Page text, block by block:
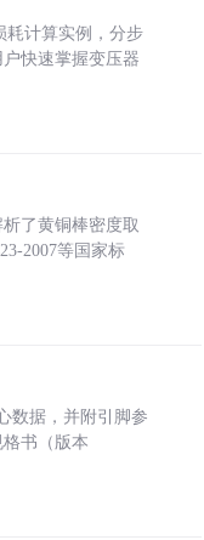
耗计算实例，分步
快速掌握变压器
了黄铜棒密度取
2007等国家标
数据，并附引脚参
书（版本